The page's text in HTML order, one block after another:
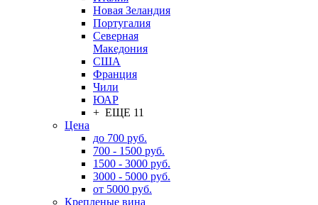
Новая Зеландия
Португалия
Северная
Македония
США
Франция
Чили
ЮАР
+ ЕЩЕ 11
Цена
до 700 руб.
700 - 1500 руб.
1500 - 3000 руб.
3000 - 5000 руб.
от 5000 руб.
Крепленые вина